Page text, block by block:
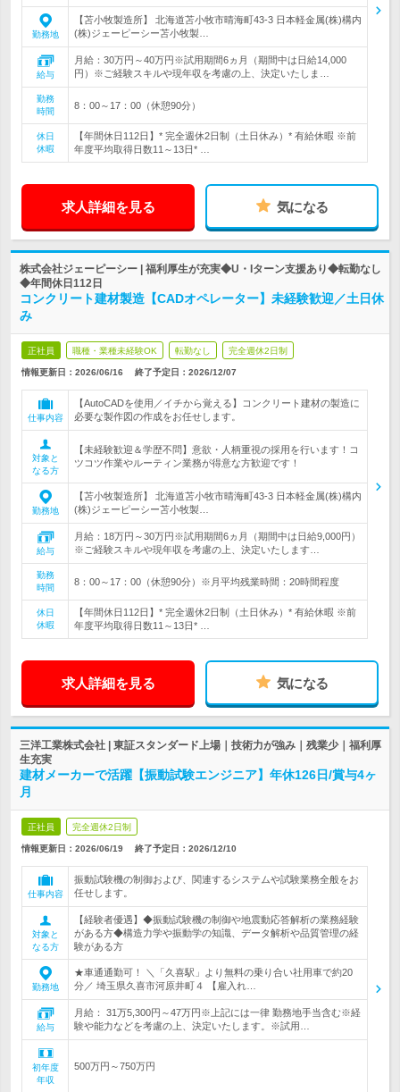
勤務地
【苫小牧製造所】 北海道苫小牧市晴海町43‐3 日本軽金属(株)構内
(株)ジェーピーシー苫小牧製…
給与
月給：30万円～40万円※試用期間6ヵ月（期間中は日給14,000
円）※ご経験スキルや現年収を考慮の上、決定いたしま…
勤務
時間
8：00～17：00（休憩90分）
休日
休暇
【年間休日112日】* 完全週休2日制（土日休み）* 有給休暇 ※前
年度平均取得日数11～13日* …
求人詳細を見る 気になる
株式会社ジェーピーシー | 福利厚生が充実◆U・Iターン支援あり◆転勤なし
◆年間休日112日
コンクリート建材製造【CADオペレーター】未経験歓迎／土日休
み
正社員 職種・業種未経験OK 転勤なし 完全週休2日制
情報更新日：2026/06/16 終了予定日： 2026/12/07
仕事内容
【AutoCADを使用／イチから覚える】コンクリート建材の製造に
必要な製作図の作成をお任せします。
対象と
なる方
【未経験歓迎＆学歴不問】意欲・人柄重視の採用を行います！コ
ツコツ作業やルーティン業務が得意な方歓迎です！
勤務地
【苫小牧製造所】 北海道苫小牧市晴海町43‐3 日本軽金属(株)構内
(株)ジェーピーシー苫小牧製…
給与
月給：18万円～30万円※試用期間6ヵ月（期間中は日給9,000円）
※ご経験スキルや現年収を考慮の上、決定いたします…
勤務
時間
8：00～17：00（休憩90分）※月平均残業時間：20時間程度
休日
休暇
【年間休日112日】* 完全週休2日制（土日休み）* 有給休暇 ※前
年度平均取得日数11～13日* …
求人詳細を見る 気になる
三洋工業株式会社 | 東証スタンダード上場｜技術力が強み｜残業少｜福利厚
生充実
建材メーカーで活躍【振動試験エンジニア】年休126日/賞与4ヶ
月
正社員 完全週休2日制
情報更新日：2026/06/19 終了予定日： 2026/12/10
仕事内容
振動試験機の制御および、関連するシステムや試験業務全般をお
任せします。
対象と
なる方
【経験者優遇】◆振動試験機の制御や地震動応答解析の業務経験
がある方◆構造力学や振動学の知識、データ解析や品質管理の経
験がある方
勤務地
★車通通勤可！ ＼「久喜駅」より無料の乗り合い社用車で約20
分／ 埼玉県久喜市河原井町４ 【雇入れ…
給与
月給： 31万5,300円～47万円※上記には一律 勤務地手当含む※経
験や能力などを考慮の上、決定いたします。※試用…
初年度
年収
500万円～750万円